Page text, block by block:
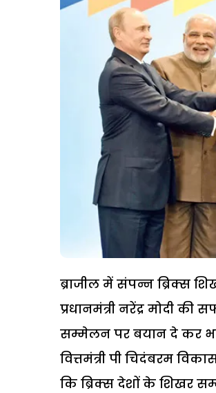
ब्राजील में संपन्न ब्रिक्स
प्रधानमंत्री नरेंद्र मोदी
सम्मेलन पर बयान दे कर
वित्तमंत्री पी चिदंबरम
कि ब्रिक्स देशों के शिखर